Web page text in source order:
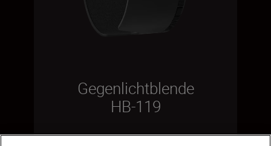
Gegenlichtblende
HB-119